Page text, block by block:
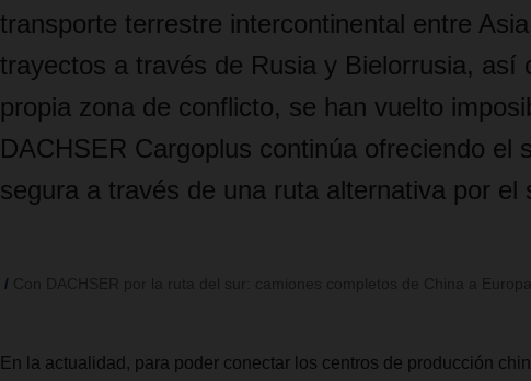
transporte terrestre intercontinental entre
trayectos a través de Rusia y Bielorrusia, así
propia zona de conflicto, se han vuelto
DACHSER Cargoplus continúa ofreciendo el
segura a través de una ruta alternativa por el
En la actualidad, para poder conectar los centros de producción